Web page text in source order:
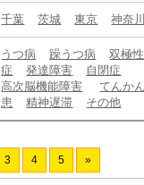
千葉 茨城 東京 神奈川
うつ病 躁うつ病 双極
症
発達障害
自閉症
高次脳機能障害
てんかん
患
精神遅滞 その他
3 4 5 »